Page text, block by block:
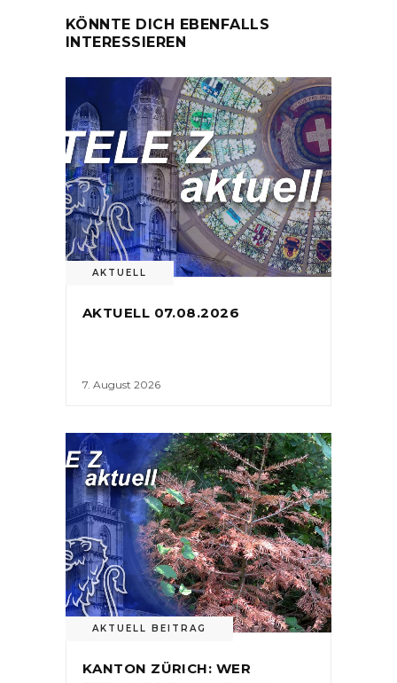
KÖNNTE DICH EBENFALLS
INTERESSIEREN
AKTUELL
AKTUELL 07.08.2026
7. August 2026
AKTUELL BEITRAG
KANTON ZÜRICH: WER